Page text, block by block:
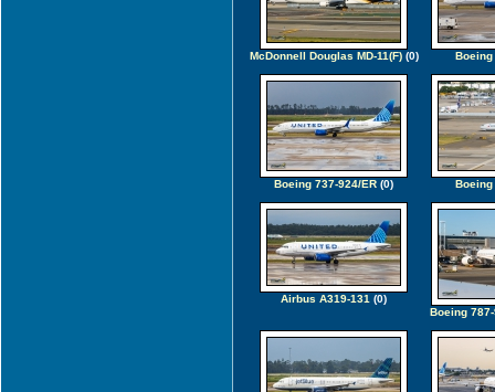
McDonnell Douglas MD-11(F)(0) Boeing
Boeing 737-924/ER (0) Boeing
Airbus A319-131 (0)
Boeing